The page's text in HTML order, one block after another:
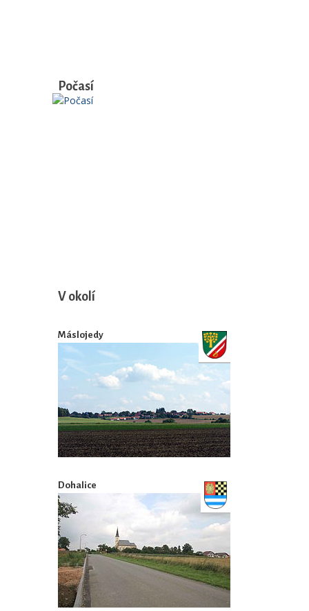
Počasí
V okolí
Máslojedy
Dohalice